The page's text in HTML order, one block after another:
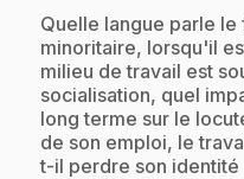
.Quelle langue parle
minoritaire, lorsqu'il
milieu de travail est
socialisation, quel
long terme sur le
de son emploi, le
t-il perdre son identité